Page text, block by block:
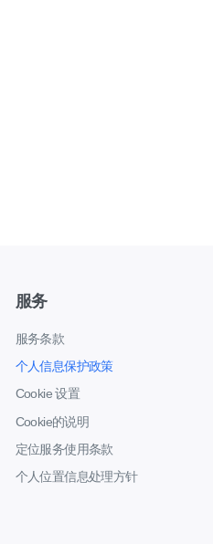
服务
服务条款
个人信息保护政策
Cookie 设置
Cookie的说明
定位服务使用条款
个人位置信息处理方针